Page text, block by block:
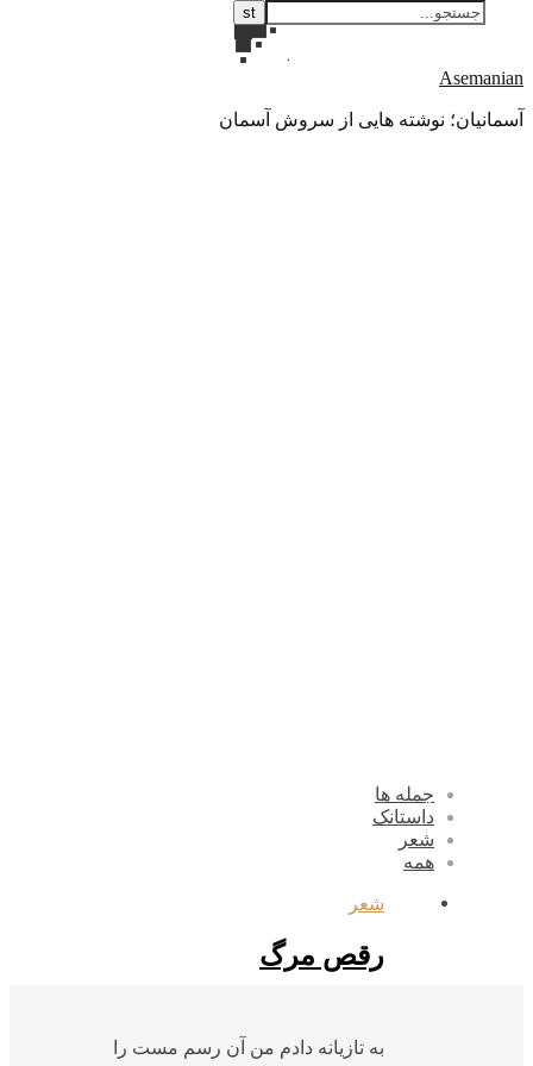
Asemanian
آسمانیان؛ نوشته هایی از سروش آسمان
جمله ها
داستانک
شعر
همه
شعر
رقص مرگ
به تازیانه دادم من آن رسم مست را